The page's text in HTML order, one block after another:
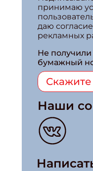
принимаю
даю
рекламных
Не
бумажный
Наши
Укажите Ваш